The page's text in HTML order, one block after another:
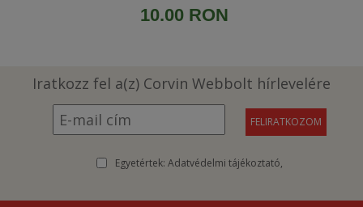
10.00 RON
Iratkozz fel a(z) Corvin Webbolt hírlevelére
Egyetértek: Adatvédelmi tájékoztató